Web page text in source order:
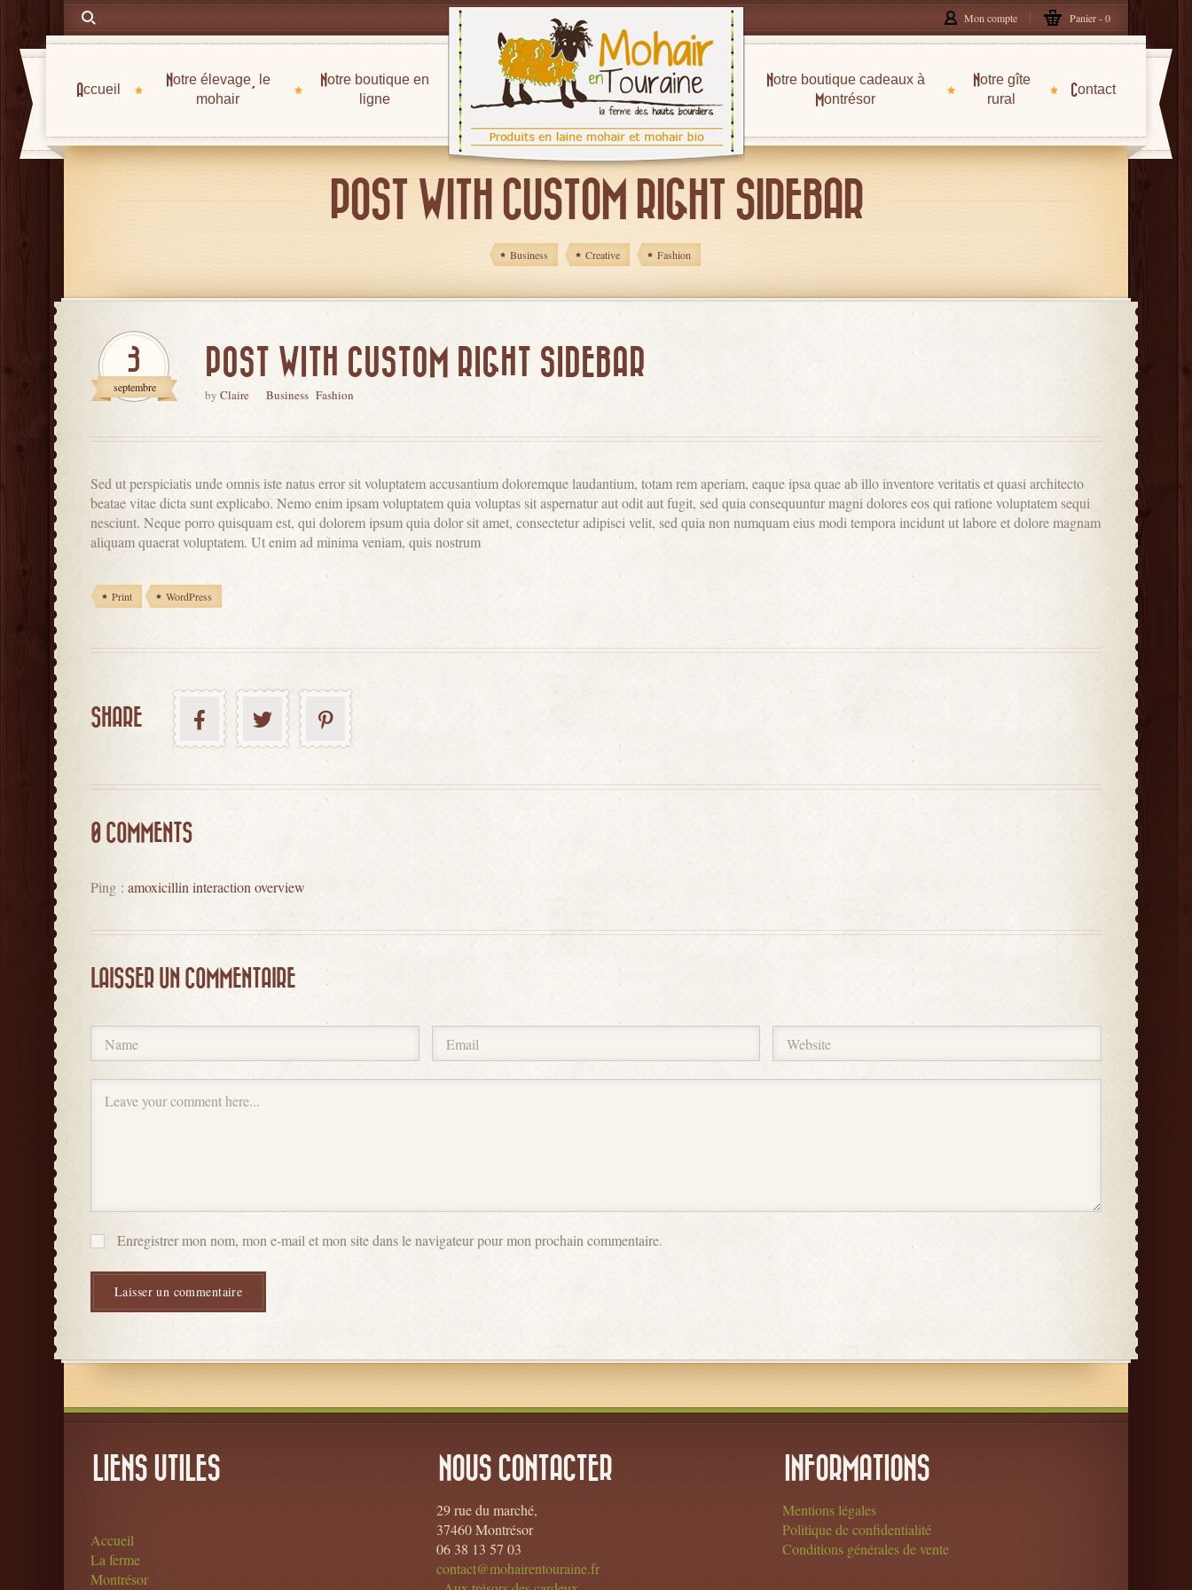
Mon compte Panier 0
Accueil
Notre élevage, le
mohair
Notre boutique en
ligne
Notre boutique cadeaux à
Montrésor
Notre gîte
rural
Contact
POST WITH CUSTOM RIGHT SIDEBAR
Business Creative Fashion
3
septembre
POST WITH CUSTOM RIGHT SIDEBAR
by Claire Business Fashion
Sed ut perspiciatis unde omnis iste natus error sit voluptatem accusantium doloremque laudantium, totam rem aperiam, eaque ipsa quae ab illo inventore veritatis et quasi architecto
beatae vitae dicta sunt explicabo. Nemo enim ipsam voluptatem quia voluptas sit aspernatur aut odit aut fugit, sed quia consequuntur magni dolores eos qui ratione voluptatem sequi
nesciunt. Neque porro quisquam est, qui dolorem ipsum quia dolor sit amet, consectetur adipisci velit, sed quia non numquam eius modi tempora incidunt ut labore et dolore magnam
aliquam quaerat voluptatem. Ut enim ad minima veniam, quis nostrum
Print WordPress
SHARE
0 COMMENTS
Ping : amoxicillin interaction overview
LAISSER UN COMMENTAIRE
Enregistrer mon nom, mon e-mail et mon site dans le navigateur pour mon prochain commentaire.
LIENS UTILES
Accueil
La ferme
Montrésor
NOUS CONTACTER
29 rue du marché,
37460 Montrésor
06 38 13 57 03
contact@mohairentouraine.fr
INFORMATIONS
Mentions légales
Politique de confidentialité
Conditions générales de vente